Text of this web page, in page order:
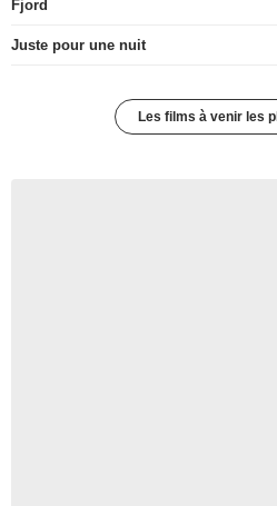
Fjord
Juste pour une nuit
Les films à venir les